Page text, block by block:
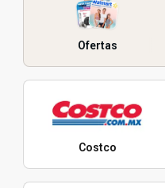
Ofertas
Costco